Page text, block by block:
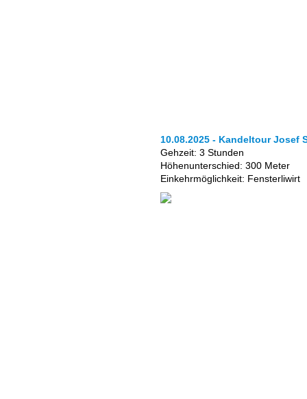
10.08.2025 - Kandeltour Josef
Gehzeit: 3 Stunden
Höhenunterschied: 300 Meter
Einkehrmöglichkeit: Fensterliwirt